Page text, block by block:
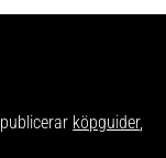
köpguider,